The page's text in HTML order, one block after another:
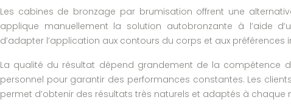
Les cabines de bronzage par brumisation offrent une
applique manuellement la solution autobronzante à l’aide
d’adapter l’application aux contours du corps et aux préférences
La qualité du résultat dépend grandement de la compétence
personnel pour garantir des performances constantes. Les
permet d’obtenir des résultats très naturels et adaptés à chaque